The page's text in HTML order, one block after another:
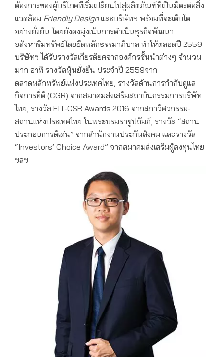
ต้องการของผู้บริโภคที่เริ่มเปลี่ยนไปสู่ผลิตภัณฑ์ที่เป็นมิตรต่อสิ่ง
แวดล้อม Friendly Designและบริษัทฯ พร้อมที่จะเติบโต
อย่างยั่งยืน โดยยังคงมุ่งเน้นการดำเนินธุรกิจพัฒนา
อสังหาริมทรัพย์โดยยึดหลักธรรมาภิบาล ทำให้ตลอดปี 2559
บริษัทฯ ได้รับรางวัลเกียรติยศจากองค์กรชั้นนำต่างๆ จำนวน
มาก อาทิ รางวัลหุ้นยั่งยืน ประจำปี 2559จาก
ตลาดหลักทรัพย์แห่งประเทศไทย, รางวัลด้านการกำกับดูแล
กิจการที่ดี (CGR) จากสมาคมส่งเสริมสถาบันกรรมการบริษัท
ไทย, รางวัล EIT-CSR Awards 2016 จากสภาวิศวกรรม-
สถานแห่งประเทศไทย ในพระบรมราชูปถัมภ์, รางวัล “สถาน
ประกอบการดีเด่น” จากสำนักงานประกันสังคม และรางวัล
“Investors’ Choice Award” จากสมาคมส่งเสริมผู้ลงทุนไทย
ฯลฯ